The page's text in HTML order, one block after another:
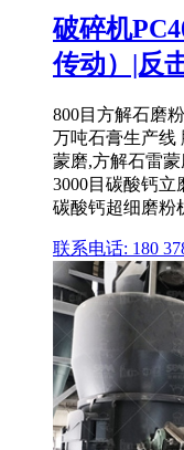
破碎机
传动）|反
800目方解石磨
万吨石膏生产线
蒙磨,方解石雷蒙
3000目碳酸钙
碳酸钙超细磨粉
联系电话: 180